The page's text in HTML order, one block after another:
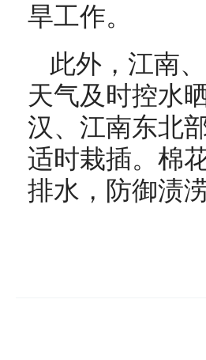
旱工作。
此外，江南
天气及时控水
汉、江南东北
适时栽插。棉
排水，防御渍